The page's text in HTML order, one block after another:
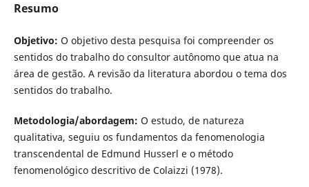
Resumo
Objetivo: O objetivo desta pesquisa foi compreender os
sentidos do trabalho do consultor autônomo que atua na
área de gestão. A revisão da literatura abordou o tema dos
sentidos do trabalho.
Metodologia/abordagem: O estudo, de natureza
qualitativa, seguiu os fundamentos da fenomenologia
transcendental de Edmund Husserl e o método
fenomenológico descritivo de Colaizzi (1978).